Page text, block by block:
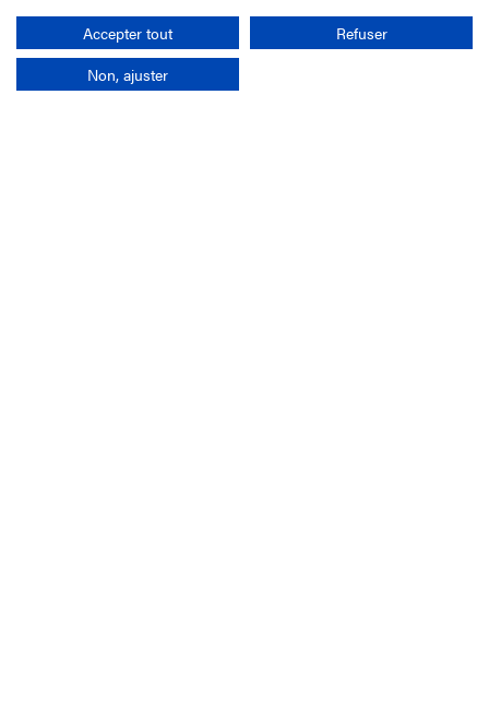
RechercherAccepter tout
Refuser
Non, ajuster